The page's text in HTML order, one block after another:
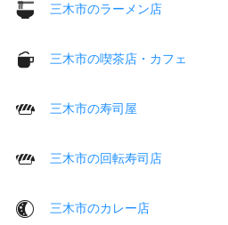
三木市のラーメン店
三木市の喫茶店・カフェ
三木市の寿司屋
三木市の回転寿司店
三木市のカレー店